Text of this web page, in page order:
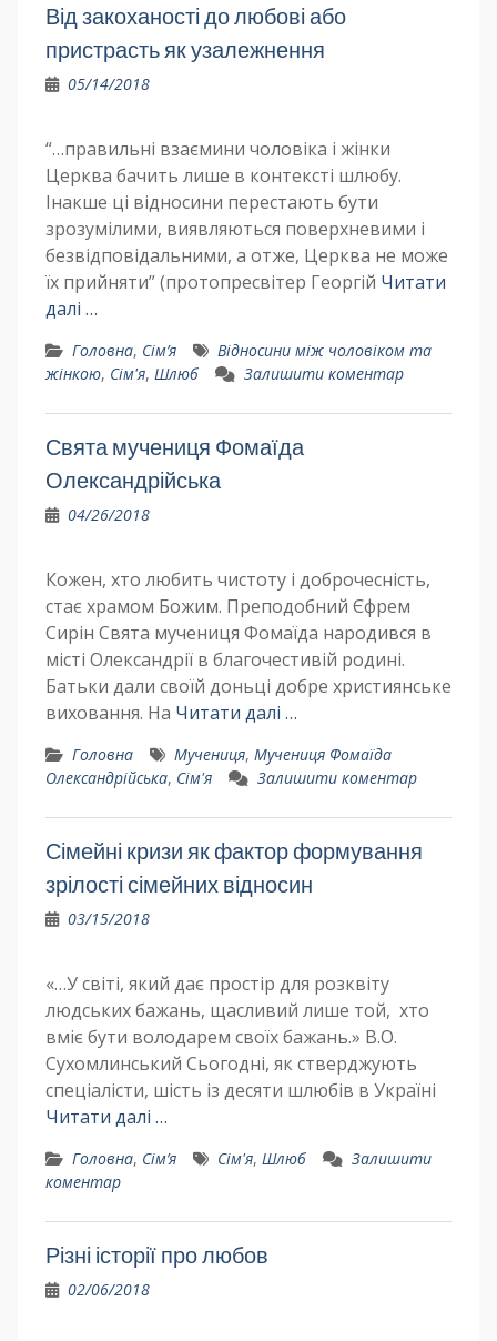
Від закоханості до любові або
пристрасть як узалежнення
05/14/2018
“…правильні взаємини чоловіка і жінки
Церква бачить лише в контексті шлюбу.
Інакше ці відносини перестають бути
зрозумілими, виявляються поверхневими і
безвідповідальними, а отже, Церква не може
їх прийняти” (протопресвітер Георгій Читати
далі …
Головна, Сім’я
Відносини між чоловіком та
жінкою, Сім'я, Шлюб Залишити коментар
Свята мучениця Фомаїда
Олександрійська
04/26/2018
Кожен, хто любить чистоту і доброчесність,
стає храмом Божим. Преподобний Єфрем
Сирін Свята мучениця Фомаїда народився в
місті Олександрії в благочестивій родині.
Батьки дали своїй доньці добре християнське
виховання. На Читати далі …
Головна Мучениця, Мучениця Фомаїда
Олександрійська, Сім'я Залишити коментар
Сімейні кризи як фактор формування
зрілості сімейних відносин
03/15/2018
«…У світі, який дає простір для розквіту
людських бажань, щасливий лише той, хто
вміє бути володарем своїх бажань.» В.О.
Сухомлинський Сьогодні, як стверджують
спеціалісти, шість із десяти шлюбів в Україні
Читати далі …
Головна, Сім’я Сім'я, Шлюб
Залишити
коментар
Різні історії про любов
02/06/2018